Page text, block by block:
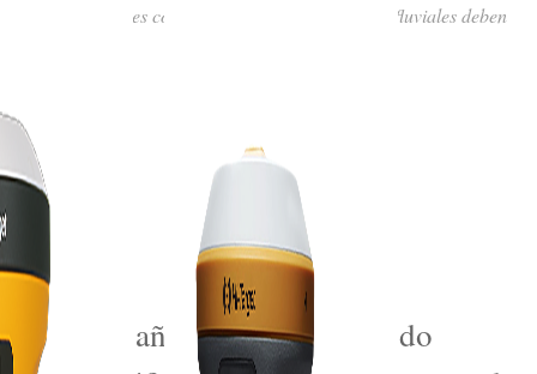
las autoridades competentes en materia de vías fluviales deben
últimos años, gracias al rápido